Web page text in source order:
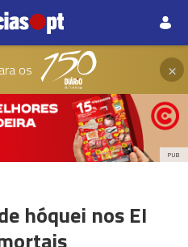
os ×
PUB
hóquei nos EI